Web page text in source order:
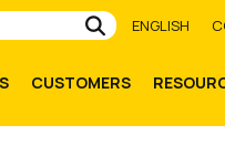
Submit
ENGLISH
CUSTOMERS